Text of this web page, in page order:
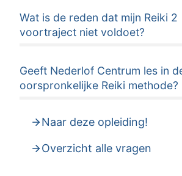
Wat is de reden dat mijn Reiki 2
voortraject niet voldoet?
Geeft Nederlof Centrum les in
oorspronkelijke Reiki methode?
Naar deze opleiding!
Overzicht alle vragen